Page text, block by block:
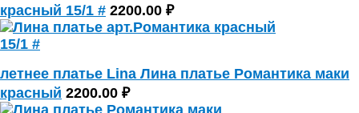
красный 15/1 # 2200.00 ₽
летнее платье Lina Лина платье Романтика маки
красный 2200.00 ₽